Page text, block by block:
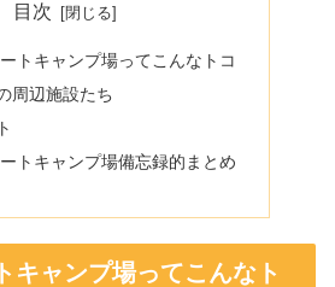
目次
トキャンプ場ってこんなトコ
周辺施設たち
トキャンプ場備忘録的まとめ
キャンプ場ってこんなト